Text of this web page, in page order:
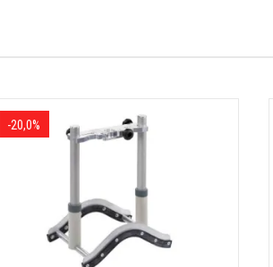
-20,0%